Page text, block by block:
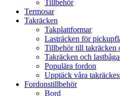
Tillbehör
Termosar
Takräcken
Takplattformar
Lasträcken för
Tillbehör till takräcken
Takräcken och
Populära fordon
Upptäck våra
Fordonstillbehör
Bord